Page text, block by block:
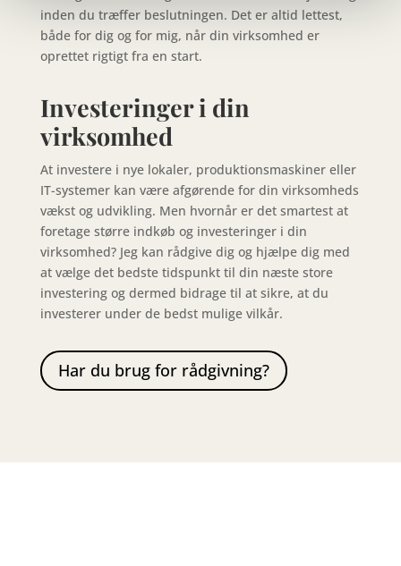
inden du træffer beslutningen. Det er altid lettest,
både for dig og for mig, når din virksomhed er
oprettet rigtigt fra en start.
Investeringer i din
virksomhed
At investere i nye lokaler, produktionsmaskiner eller
IT-systemer kan være afgørende for din virksomheds
vækst og udvikling. Men hvornår er det smartest at
foretage større indkøb og investeringer i din
virksomhed? Jeg kan rådgive dig og hjælpe dig med
at vælge det bedste tidspunkt til din næste store
investering og dermed bidrage til at sikre, at du
investerer under de bedst mulige vilkår.
Har du brug for rådgivning?